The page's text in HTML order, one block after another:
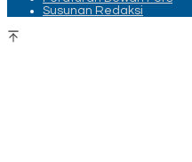
Susunan Redaksi